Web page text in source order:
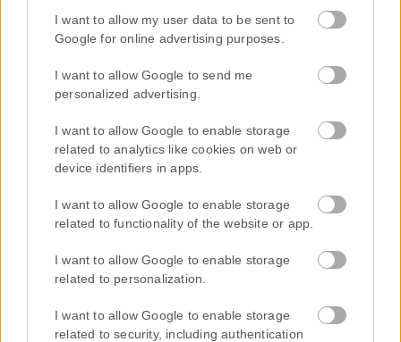
I want to allow my user data to be sent to
Google for online advertising purposes.
I want to allow Google to send me
personalized advertising.
I want to allow Google to enable storage
related to analytics like cookies on web or
device identifiers in apps.
I want to allow Google to enable storage
related to functionality of the website or app.
I want to allow Google to enable storage
related to personalization.
I want to allow Google to enable storage
related to security, including authentication
Μοναδικός αριθμός Μ.Η.Τ. 262048
ΤΑ ΠΡΩΤΟΣΕΛΙΔΑ ΣΗΜΕΡΑ